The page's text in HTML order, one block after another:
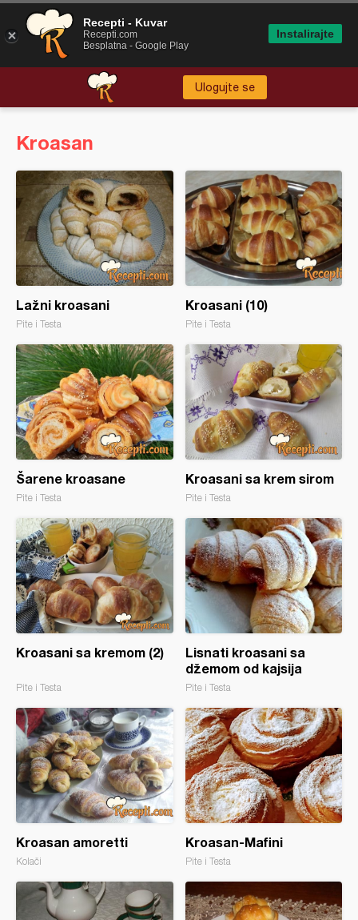
Ulogujte se
Kroasan
Lažni kroasani
Pite i Testa
Kroasani (10)
Pite i Testa
Šarene kroasane
Pite i Testa
Kroasani sa krem sirom
Pite i Testa
Kroasani sa kremom (2)
Pite i Testa
Lisnati kroasani sa
džemom od kajsija
Pite i Testa
Kroasan amoretti
Kolači
Kroasan-Mafini
Pite i Testa
Recepti - Kuvar
Recepti.com
Besplatna - Google Play
Instalirajte